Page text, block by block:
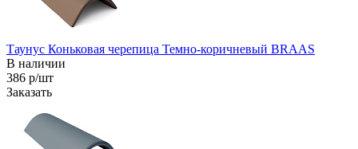
Таунус Коньковая черепица Темно-коричневый BRAAS
В наличии
386 р/шт
Заказать